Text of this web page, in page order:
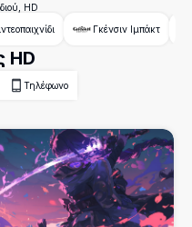
HD
Γκένσιν Ιμπάκτ
HD
Τηλέφωνο